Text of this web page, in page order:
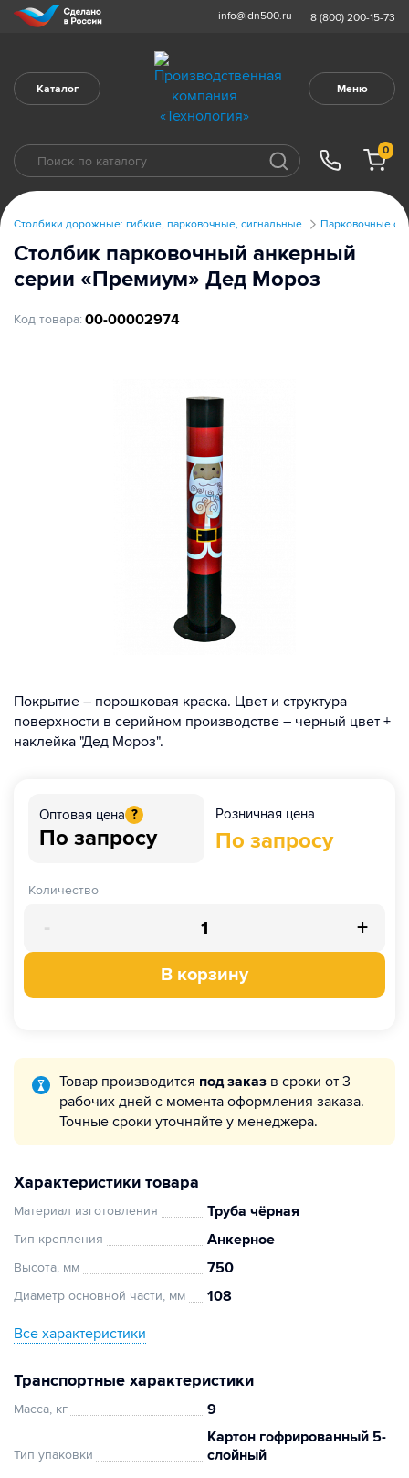
info@idn500.ru 8 (800) 200-15-73
Каталог Меню
0
Столбики дорожные: гибкие, парковочные, сигнальные Парковочные
Столбик парковочный анкерный
серии «Премиум» Дед Мороз
Код товара: 00-00002974
Покрытие – порошковая краска. Цвет и структура
поверхности в серийном производстве – черный цвет +
наклейка "Дед Мороз".
Оптовая цена ?
По запросу
Розничная цена
По запросу
Количество
- +
В корзину
Товар производится под заказ в сроки от 3
рабочих дней с момента оформления заказа.
Точные сроки уточняйте у менеджера.
Характеристики товара
Материал изготовления Труба чёрная
Тип крепления Анкерное
Высота, мм 750
Диаметр основной части, мм 108
Все характеристики
Транспортные характеристики
Масса, кг 9
Тип упаковки
Картон гофрированный 5-
слойный